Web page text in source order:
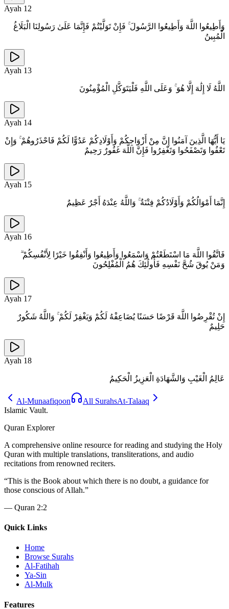
Ayah 12
وَأَطِيعُوا اللَّهَ وَأَطِيعُوا الرَّسُولَ ۚ فَإِنْ تَوَلَّيْتُمْ فَإِنَّمَا عَلَىٰ رَسُولِنَا الْبَلَاغُ
الْمُبِينُ
Ayah 13
اللَّهُ لَا إِلَٰهَ إِلَّا هُوَ ۚ وَعَلَى اللَّهِ فَلْيَتَوَكَّلِ الْمُؤْمِنُونَ
Ayah 14
يَا أَيُّهَا الَّذِينَ آمَنُوا إِنَّ مِنْ أَزْوَاجِكُمْ وَأَوْلَادِكُمْ عَدُوًّا لَكُمْ فَاحْذَرُوهُمْ ۚ وَإِنْ
تَعْفُوا وَتَصْفَحُوا وَتَغْفِرُوا فَإِنَّ اللَّهَ غَفُورٌ رَحِيمٌ
Ayah 15
إِنَّمَا أَمْوَالُكُمْ وَأَوْلَادُكُمْ فِتْنَةٌ ۚ وَاللَّهُ عِنْدَهُ أَجْرٌ عَظِيمٌ
Ayah 16
فَاتَّقُوا اللَّهَ مَا اسْتَطَعْتُمْ وَاسْمَعُوا وَأَطِيعُوا وَأَنْفِقُوا خَيْرًا لِأَنْفُسِكُمْ ۗ
وَمَنْ يُوقَ شُحَّ نَفْسِهِ فَأُولَٰئِكَ هُمُ الْمُفْلِحُونَ
Ayah 17
إِنْ تُقْرِضُوا اللَّهَ قَرْضًا حَسَنًا يُضَاعِفْهُ لَكُمْ وَيَغْفِرْ لَكُمْ ۚ وَاللَّهُ شَكُورٌ
حَلِيمٌ
Ayah 18
عَالِمُ الْغَيْبِ وَالشَّهَادَةِ الْعَزِيزُ الْحَكِيمُ
Al-Munaafiqoon All SurahsAt-Talaaq
Islamic Vault.
Quran Explorer
A comprehensive online resource for reading and studying the Holy
Quran with multiple translations, transliterations, and audio
recitations from renowned reciters.
“This is the Book about which there is no doubt, a guidance for
those conscious of Allah.”
— Quran 2:2
Quick Links
Home
Browse Surahs
Al-Fatihah
Ya-Sin
Al-Mulk
Features